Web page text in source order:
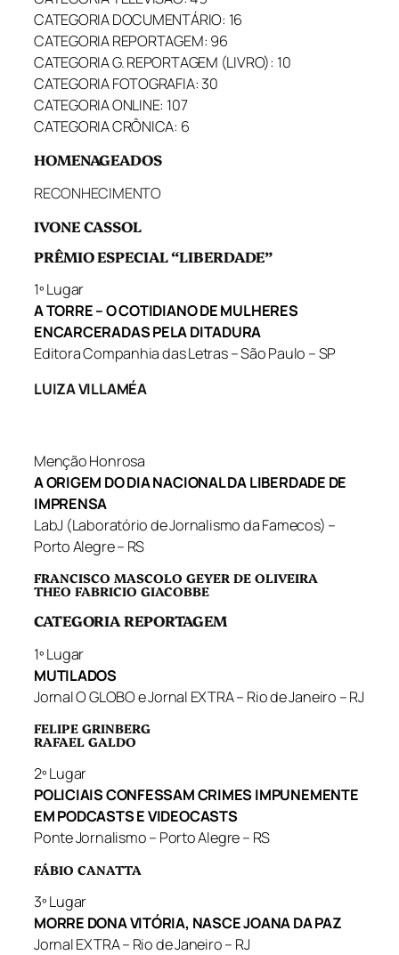
CATEGORIA DOCUMENTÁRIO: 16
CATEGORIA REPORTAGEM: 96
CATEGORIA G. REPORTAGEM (LIVRO): 10
CATEGORIA FOTOGRAFIA: 30
CATEGORIA ONLINE: 107
CATEGORIA CRÔNICA: 6
HOMENAGEADOS
RECONHECIMENTO
IVONE CASSOL
PRÊMIO ESPECIAL “LIBERDADE”
1º Lugar
A TORRE – O COTIDIANO DE MULHERES
ENCARCERADAS PELA DITADURA
Editora Companhia das Letras – São Paulo – SP
LUIZA VILLAMÉA
Menção Honrosa
A ORIGEM DO DIA NACIONAL DA LIBERDADE DE
IMPRENSA
LabJ (Laboratório de Jornalismo da Famecos) –
Porto Alegre – RS
FRANCISCO MASCOLO GEYER DE OLIVEIRA
THEO FABRICIO GIACOBBE
CATEGORIA REPORTAGEM
1º Lugar
MUTILADOS
Jornal O GLOBO e Jornal EXTRA – Rio de Janeiro – RJ
FELIPE GRINBERG
RAFAEL GALDO
2º Lugar
POLICIAIS CONFESSAM CRIMES IMPUNEMENTE
EM PODCASTS E VIDEOCASTS
Ponte Jornalismo – Porto Alegre – RS
FÁBIO CANATTA
3º Lugar
MORRE DONA VITÓRIA, NASCE JOANA DA PAZ
Jornal EXTRA – Rio de Janeiro – RJ